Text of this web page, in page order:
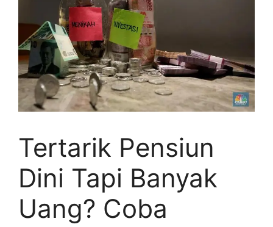
Tertarik Pensiun
Dini Tapi Banyak
Uang? Coba